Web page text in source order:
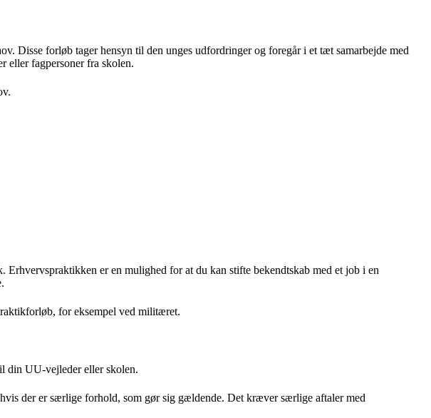
Disse forløb tager hensyn til den unges udfordringer og foregår i et tæt samarbejde med
eller fagpersoner fra skolen.
er en mulighed for at du kan stifte bekendtskab med et job i en
for eksempel ved militæret.
din UU-vejleder eller skolen.
der er særlige forhold, som gør sig gældende. Det kræver særlige aftaler med